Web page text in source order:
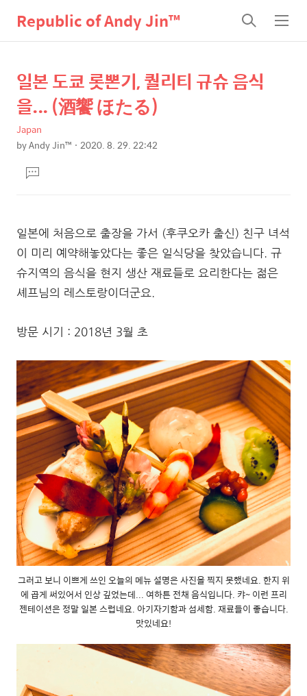
Republic of Andy Jin™
검
색
메
뉴
상
세
컨
텐
본
문
제
목
일본 도쿄 롯뽄기, 퀄리티 규슈 음식
을... (酒饗 ほたる)
Japan
byAndy Jin™ 2020. 8. 29. 22:42
문댓
글
일본에 처음으로 출장을 가서 (후쿠오카 출신) 친구 녀석
이 미리 예약해놓았다는 좋은 일식당을 찾았습니다. 규
슈지역의 음식을 현지 생산 재료들로 요리한다는 젊은
셰프님의 레스토랑이더군요.
방문 시기 : 2018년 3월 초
그러고 보니 이쁘게 쓰인 오늘의 메뉴 설명은 사진을 찍지 못했네요. 한지 위
에 곱게 써있어서 인상 깊었는데... 여하튼 전채 음식입니다. 캬~ 이런 프리
젠테이션은 정말 일본 스럽네요. 아기자기함과 섬세함. 재료들이 좋습니다.
맛있네요!